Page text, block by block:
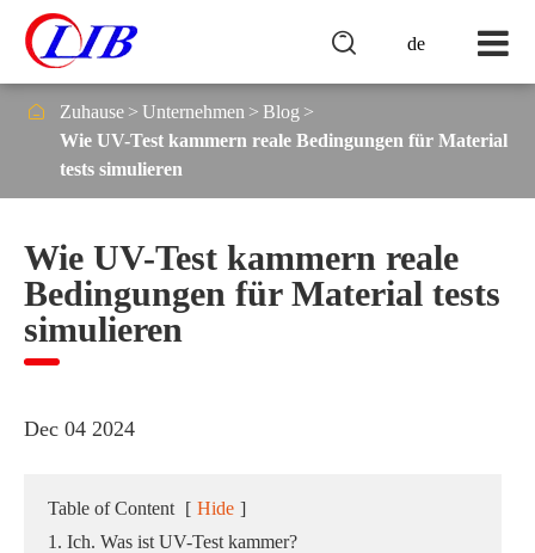
de

 Zuhause Unternehmen
Blog
Wie UV-Test kammern reale Bedingungen für Material
tests simulieren
Wie UV-Test kammern reale
Bedingungen für Material tests
simulieren
Dec 04 2024
Table of Content [ Hide ]
1. Ich. Was ist UV-Test kammer?